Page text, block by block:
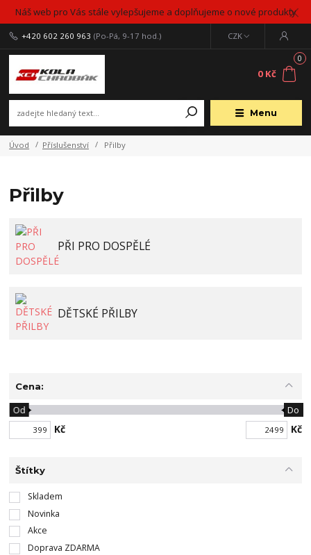
Náš web pro Vás stále vylepšujeme a doplňujeme o nové produkty
Menu
CZK
+420 602 260 963 (Po-Pá, 9-17 hod.)
0
0 Kč
Úvod Příslušenství Přilby
Přilby
PŘI PRO DOSPĚLÉ
DĚTSKÉ PŘILBY
Cena:
Kč
Od Do
Kč
Štítky
Skladem
Novinka
Akce
Doprava ZDARMA